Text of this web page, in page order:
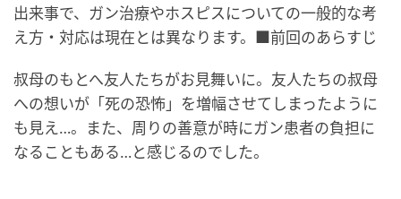
出来事で、ガン治療やホスピスについての一般的な考
え方・対応は現在とは異なります。■前回のあらすじ
叔母のもとへ友人たちがお見舞いに。友人たちの叔母
への想いが「死の恐怖」を増幅させてしまったように
も見え…。また、周りの善意が時にガン患者の負担に
なることもある…と感じるのでした。